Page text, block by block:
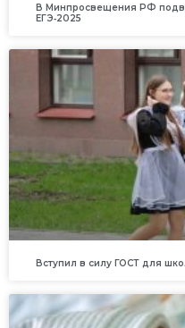
В Минпросвещения РФ
ЕГЭ‑2025
Вступил в силу ГОСТ для